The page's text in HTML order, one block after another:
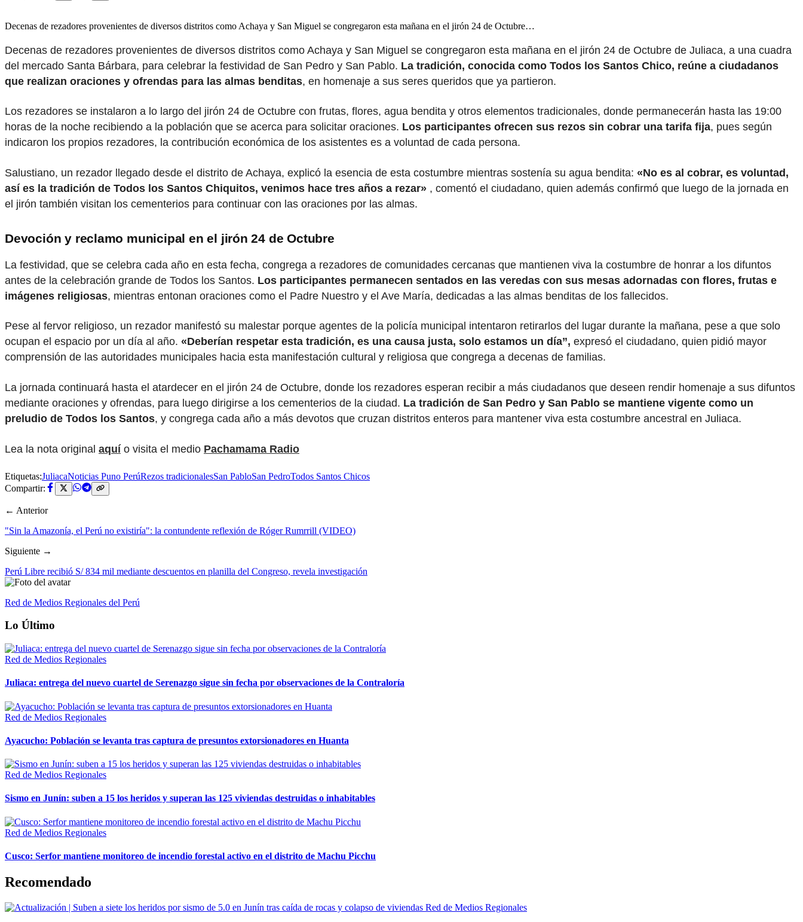
Decenas de rezadores provenientes de diversos distritos como Achaya y San Miguel se congregaron esta mañana en el jirón 24 de Octubre…
Decenas de rezadores provenientes de diversos distritos como Achaya y San Miguel se congregaron esta mañana en el jirón 24 de Octubre de Juliaca, a una cuadra
del mercado Santa Bárbara, para celebrar la festividad de San Pedro y San Pablo. La tradición, conocida como Todos los Santos Chico, reúne a ciudadanos
que realizan oraciones y ofrendas para las almas benditas, en homenaje a sus seres queridos que ya partieron.
Los rezadores se instalaron a lo largo del jirón 24 de Octubre con frutas, flores, agua bendita y otros elementos tradicionales, donde permanecerán hasta las 19:00
horas de la noche recibiendo a la población que se acerca para solicitar oraciones. Los participantes ofrecen sus rezos sin cobrar una tarifa fija, pues según
indicaron los propios rezadores, la contribución económica de los asistentes es a voluntad de cada persona.
Salustiano, un rezador llegado desde el distrito de Achaya, explicó la esencia de esta costumbre mientras sostenía su agua bendita: «No es al cobrar, es voluntad,
así es la tradición de Todos los Santos Chiquitos, venimos hace tres años a rezar» , comentó el ciudadano, quien además confirmó que luego de la jornada en
el jirón también visitan los cementerios para continuar con las oraciones por las almas.
Devoción y reclamo municipal en el jirón 24 de Octubre
La festividad, que se celebra cada año en esta fecha, congrega a rezadores de comunidades cercanas que mantienen viva la costumbre de honrar a los difuntos
antes de la celebración grande de Todos los Santos. Los participantes permanecen sentados en las veredas con sus mesas adornadas con flores, frutas e
imágenes religiosas, mientras entonan oraciones como el Padre Nuestro y el Ave María, dedicadas a las almas benditas de los fallecidos.
Pese al fervor religioso, un rezador manifestó su malestar porque agentes de la policía municipal intentaron retirarlos del lugar durante la mañana, pese a que solo
ocupan el espacio por un día al año. «Deberían respetar esta tradición, es una causa justa, solo estamos un día”, expresó el ciudadano, quien pidió mayor
comprensión de las autoridades municipales hacia esta manifestación cultural y religiosa que congrega a decenas de familias.
La jornada continuará hasta el atardecer en el jirón 24 de Octubre, donde los rezadores esperan recibir a más ciudadanos que deseen rendir homenaje a sus difuntos
mediante oraciones y ofrendas, para luego dirigirse a los cementerios de la ciudad. La tradición de San Pedro y San Pablo se mantiene vigente como un
preludio de Todos los Santos, y congrega cada año a más devotos que cruzan distritos enteros para mantener viva esta costumbre ancestral en Juliaca.
Lea la nota original aquío visita el medio Pachamama Radio
Etiquetas:JuliacaNoticias Puno PerúRezos tradicionalesSan PabloSan PedroTodos Santos Chicos
Compartir:
← Anterior
"Sin la Amazonía, el Perú no existiría": la contundente reflexión de Róger Rumrrill (VIDEO)
Siguiente →
Perú Libre recibió S/ 834 mil mediante descuentos en planilla del Congreso, revela investigación
Red de Medios Regionales del Perú
Lo Último
Red de Medios Regionales
Juliaca: entrega del nuevo cuartel de Serenazgo sigue sin fecha por observaciones de la Contraloría
Red de Medios Regionales
Ayacucho: Población se levanta tras captura de presuntos extorsionadores en Huanta
Red de Medios Regionales
Sismo en Junín: suben a 15 los heridos y superan las 125 viviendas destruidas o inhabitables
Red de Medios Regionales
Cusco: Serfor mantiene monitoreo de incendio forestal activo en el distrito de Machu Picchu
Recomendado
Red de Medios Regionales